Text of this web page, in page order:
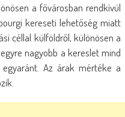
a fővárosban rendkívül
kereseti lehetőség miatt
céllal külföldről, különösen a
nagyobb a kereslet mind
Az árak mértéke a